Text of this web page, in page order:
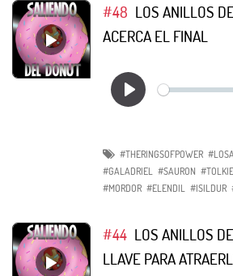
#48 LOS ANILLOS
ACERCA EL FINAL
#THERINGSOFPOWER
#GALADRIEL
#SAURON
#MORDOR #ELENDIL #ISILDUR
#44 LOS ANILLOS
LLAVE PARA